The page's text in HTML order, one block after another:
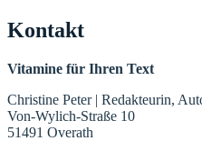
Kontakt
Vitamine für Ihren Text
Christine Peter | Redakteurin,
Von-Wylich-Straße 10
51491 Overath